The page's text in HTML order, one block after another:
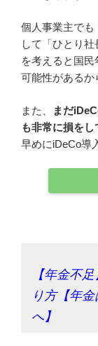
個人事業主でも
して「ひとり
を考えると国
可能性があるか
また、
まだ
も非常に損をし
早めにiDeCo導
【年金不
り方【年
へ】